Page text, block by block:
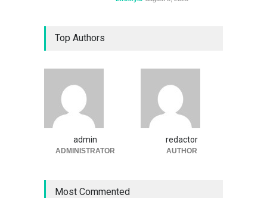
Top Authors
admin
ADMINISTRATOR
redactor
AUTHOR
Most Commented